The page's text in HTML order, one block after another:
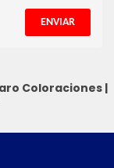
ENVIAR
Coloraciones|